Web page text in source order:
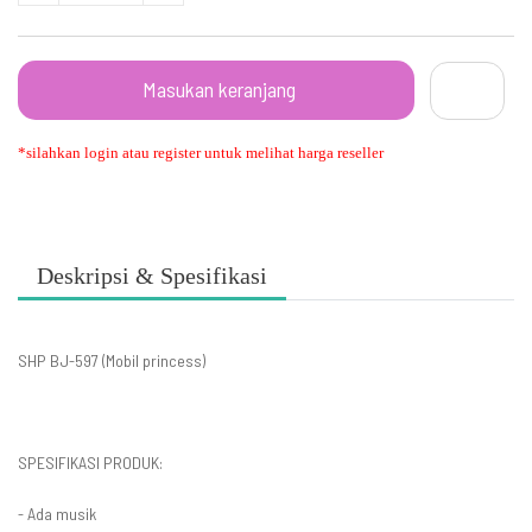
Masukan keranjang
*silahkan login atau register untuk melihat harga reseller
Deskripsi & Spesifikasi
SHP BJ-597 (Mobil princess)
SPESIFIKASI PRODUK:
- Ada musik